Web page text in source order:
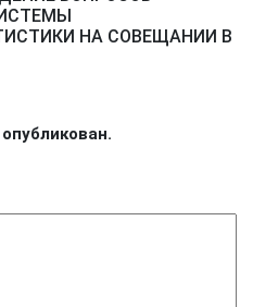
НА СОВЕЩАНИИ В